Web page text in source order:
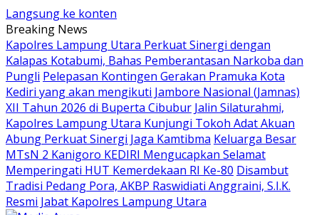
Langsung ke konten
Breaking News
Kapolres Lampung Utara Perkuat Sinergi dengan
Kalapas Kotabumi, Bahas Pemberantasan Narkoba dan
Pungli Pelepasan Kontingen Gerakan Pramuka Kota
Kediri yang akan mengikuti Jambore Nasional (Jamnas)
XII Tahun 2026 di Buperta Cibubur Jalin Silaturahmi,
Kapolres Lampung Utara Kunjungi Tokoh Adat Akuan
Abung Perkuat Sinergi Jaga Kamtibma Keluarga Besar
MTsN 2 Kanigoro KEDIRI Mengucapkan Selamat
Memperingati HUT Kemerdekaan RI Ke-80 Disambut
Tradisi Pedang Pora, AKBP Raswidiati Anggraini, S.I.K.
Resmi Jabat Kapolres Lampung Utara